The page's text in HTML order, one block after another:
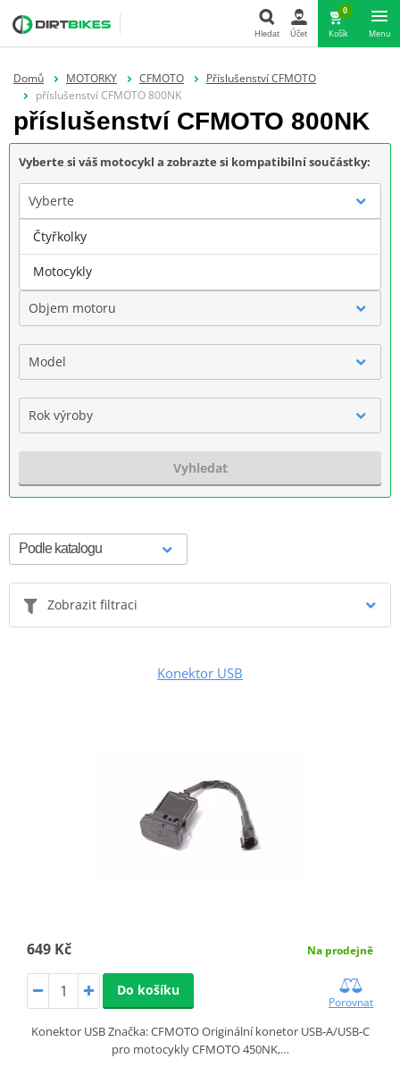
Hledat Účet
0
Košík Menu
Domů MOTORKY CFMOTO
Příslušenství CFMOTO
příslušenství CFMOTO 800NK
příslušenství CFMOTO 800NK
Vyberte si váš motocykl a zobrazte si kompatibilní součástky:
Vyberte
Značka
Objem motoru
Model
Rok výroby
Vyhledat
Zobrazit filtraci
Konektor USB
649 Kč Na prodejně
Do košíku
Porovnat
Konektor USB Značka: CFMOTO Originální konetor USB‑A/USB‑C
pro motocykly CFMOTO 450NK,…
Čtyřkolky
Motocykly